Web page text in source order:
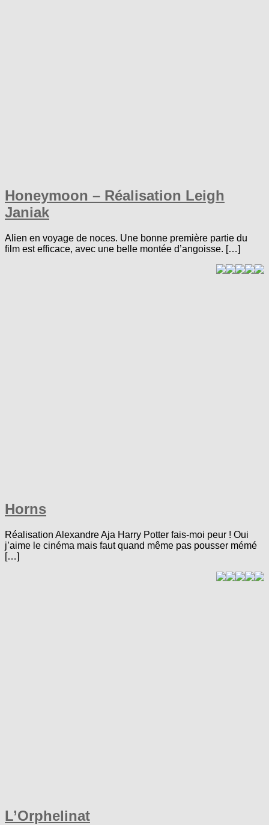
Honeymoon – Réalisation Leigh
Janiak
Alien en voyage de noces. Une bonne première partie du
film est efficace, avec une belle montée d’angoisse. […]
Horns
Réalisation Alexandre Aja Harry Potter fais-moi peur ! Oui
j’aime le cinéma mais faut quand même pas pousser mémé
[…]
L’Orphelinat